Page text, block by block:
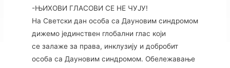
-ЊИХОВИ ГЛАСОВИ СЕ НЕ ЧУЈУ!
На Светски дан особа са Дауновим синдромом
дижемо јединствен глобални глас који
се залаже за права, инклузију и добробит
особа са Дауновим синдромом. Обележавање